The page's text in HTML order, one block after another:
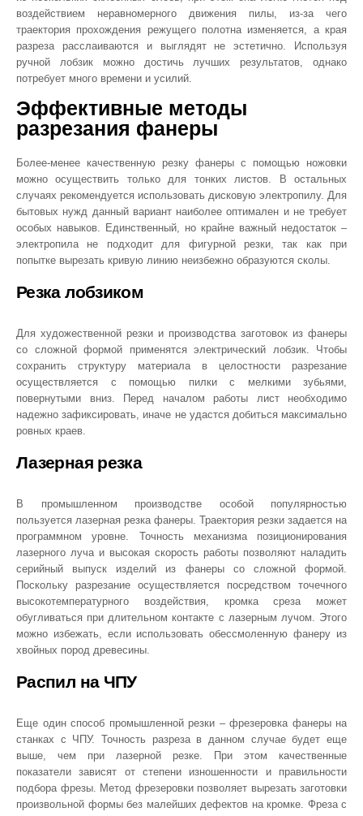
воздействием неравномерного движения пилы, из-за чего
траектория прохождения режущего полотна изменяется, а края
разреза расслаиваются и выглядят не эстетично. Используя
ручной лобзик можно достичь лучших результатов, однако
потребует много времени и усилий.
Эффективные методы
разрезания фанеры
Более-менее качественную резку фанеры с помощью ножовки
можно осуществить только для тонких листов. В остальных
случаях рекомендуется использовать дисковую электропилу. Для
бытовых нужд данный вариант наиболее оптимален и не требует
особых навыков. Единственный, но крайне важный недостаток –
электропила не подходит для фигурной резки, так как при
попытке вырезать кривую линию неизбежно образуются сколы.
Резка лобзиком
Для художественной резки и производства заготовок из фанеры
со сложной формой применятся электрический лобзик. Чтобы
сохранить структуру материала в целостности разрезание
осуществляется с помощью пилки с мелкими зубьями,
повернутыми вниз. Перед началом работы лист необходимо
надежно зафиксировать, иначе не удастся добиться максимально
ровных краев.
Лазерная резка
В промышленном производстве особой популярностью
пользуется лазерная резка фанеры. Траектория резки задается на
программном уровне. Точность механизма позиционирования
лазерного луча и высокая скорость работы позволяют наладить
серийный выпуск изделий из фанеры со сложной формой.
Поскольку разрезание осуществляется посредством точечного
высокотемпературного воздействия, кромка среза может
обугливаться при длительном контакте с лазерным лучом. Этого
можно избежать, если использовать обессмоленную фанеру из
хвойных пород древесины.
Распил на ЧПУ
Еще один способ промышленной резки – фрезеровка фанеры на
станках с ЧПУ. Точность разреза в данном случае будет еще
выше, чем при лазерной резке. При этом качественные
показатели зависят от степени изношенности и правильности
подбора фрезы. Метод фрезеровки позволяет вырезать заготовки
произвольной формы без малейших дефектов на кромке. Фреза с